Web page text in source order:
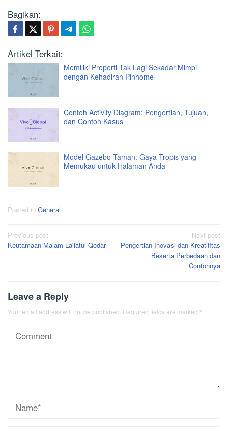
Bagikan:
Artikel Terkait:
Memiliki Properti Tak Lagi Sekadar Mimpi
dengan Kehadiran Pinhome
Contoh Activity Diagram: Pengertian, Tujuan,
dan Contoh Kasus
Model Gazebo Taman: Gaya Tropis yang
Memukau untuk Halaman Anda
Posted in General
Post
navigation
Previous post
Keutamaan Malam Lailatul Qodar
Next post
Pengertian Inovasi dan Kreatifitas
Beserta Perbedaan dan
Contohnya
Leave a Reply
Your email address will not be published. Required fields are marked *